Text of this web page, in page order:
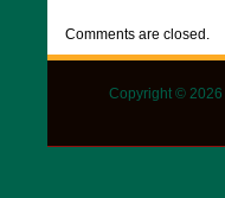
Comments are closed.
Copyright © 2026